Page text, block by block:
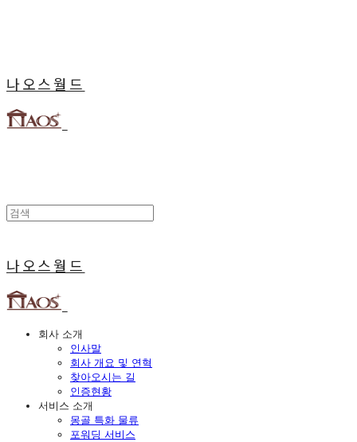
나오스월드
나오스월드
회사 소개
인사말
회사 개요 및 연혁
찾아오시는 길
인증현황
서비스 소개
몽골 특화 물류
포워딩 서비스